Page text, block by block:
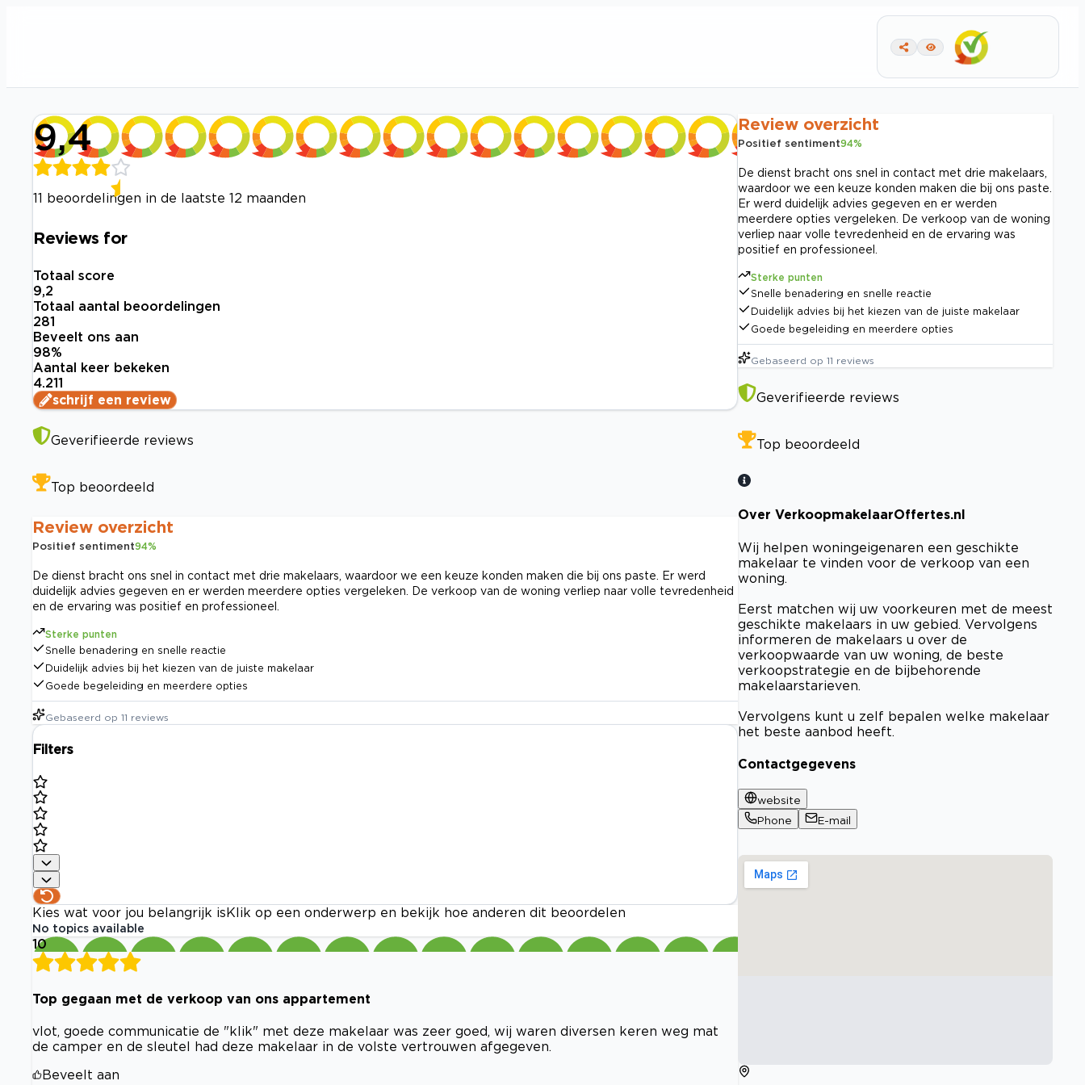
9,4
11 beoordelingen in de laatste 12 maanden
Reviews for
Totaal score
9,2
Totaal aantal beoordelingen
281
Beveelt ons aan
98%
Aantal keer bekeken
4.211
schrijf een review
Geverifieerde reviews
Top beoordeeld
Review overzicht
Positief sentiment94%
De dienst bracht ons snel in contact met drie makelaars, waardoor we een keuze konden maken die bij ons paste. Er werd
duidelijk advies gegeven en er werden meerdere opties vergeleken. De verkoop van de woning verliep naar volle tevredenheid
en de ervaring was positief en professioneel.
Sterke punten
Snelle benadering en snelle reactie
Duidelijk advies bij het kiezen van de juiste makelaar
Goede begeleiding en meerdere opties
Gebaseerd op 11 reviews
Filters
Kies wat voor jou belangrijk is Klik op een onderwerp en bekijk hoe anderen dit beoordelen
No topics available
10
Top gegaan met de verkoop van ons appartement
vlot, goede communicatie de "klik" met deze makelaar was zeer goed, wij waren diversen keren weg mat
de camper en de sleutel had deze makelaar in de volste vertrouwen afgegeven.
Beveelt aan
Review overzicht
Positief sentiment94%
De dienst bracht ons snel in contact met drie makelaars,
waardoor we een keuze konden maken die bij ons paste.
Er werd duidelijk advies gegeven en er werden
meerdere opties vergeleken. De verkoop van de woning
verliep naar volle tevredenheid en de ervaring was
positief en professioneel.
Sterke punten
Snelle benadering en snelle reactie
Duidelijk advies bij het kiezen van de juiste makelaar
Goede begeleiding en meerdere opties
Gebaseerd op 11 reviews
Geverifieerde reviews
Top beoordeeld
Over VerkoopmakelaarOffertes.nl
Wij helpen woningeigenaren een geschikte
makelaar te vinden voor de verkoop van een
woning.
Eerst matchen wij uw voorkeuren met de meest
geschikte makelaars in uw gebied. Vervolgens
informeren de makelaars u over de
verkoopwaarde van uw woning, de beste
verkoopstrategie en de bijbehorende
makelaarstarieven.
Vervolgens kunt u zelf bepalen welke makelaar
het beste aanbod heeft.
Contactgegevens
website
Phone
E-mail